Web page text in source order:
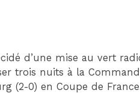
d’une mise au vert
trois nuits à la
(2-0) en Coupe de